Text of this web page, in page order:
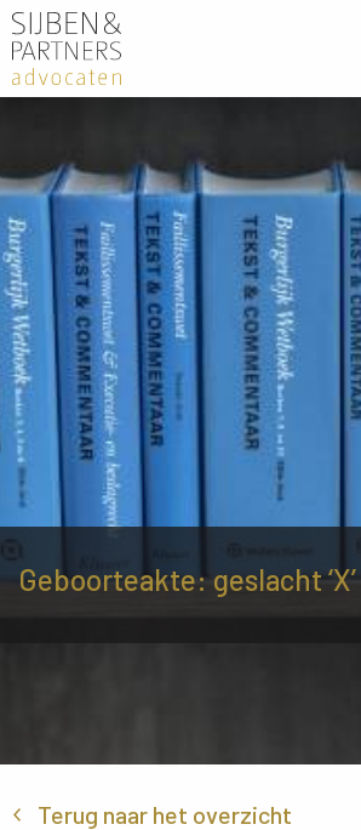
Geboorteakte: geslacht ‘X’
Terug naar het overzicht